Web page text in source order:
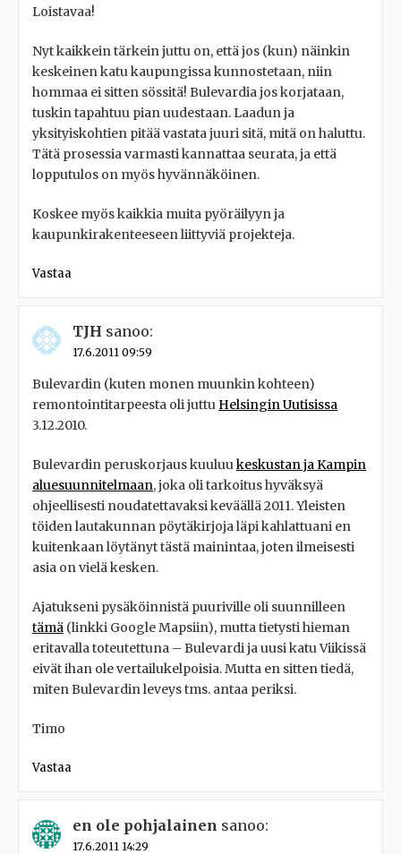
Loistavaa!
Nyt kaikkein tärkein juttu on, että jos (kun) näinkin
keskeinen katu kaupungissa kunnostetaan, niin
hommaa ei sitten sössitä! Bulevardia jos korjataan,
tuskin tapahtuu pian uudestaan. Laadun ja
yksityiskohtien pitää vastata juuri sitä, mitä on haluttu.
Tätä prosessia varmasti kannattaa seurata, ja että
lopputulos on myös hyvännäköinen.
Koskee myös kaikkia muita pyöräilyyn ja
kaupunkirakenteeseen liittyviä projekteja.
Vastaa
TJH sanoo:
17.6.2011 09:59
Bulevardin (kuten monen muunkin kohteen)
remontointitarpeesta oli juttu Helsingin Uutisissa
3.12.2010.
Bulevardin peruskorjaus kuuluukeskustan ja Kampin
aluesuunnitelmaan, joka oli tarkoitus hyväksyä
ohjeellisesti noudatettavaksi keväällä 2011. Yleisten
töiden lautakunnan pöytäkirjoja läpi kahlattuani en
kuitenkaan löytänyt tästä mainintaa, joten ilmeisesti
asia on vielä kesken.
Ajatukseni pysäköinnistä puuriville oli suunnilleen
tämä (linkki Google Mapsiin), mutta tietysti hieman
eritavalla toteutettuna – Bulevardi ja uusi katu Viikissä
eivät ihan ole vertailukelpoisia. Mutta en sitten tiedä,
miten Bulevardin leveys tms. antaa periksi.
Timo
Vastaa
en ole pohjalainen sanoo:
17.6.2011 14:29